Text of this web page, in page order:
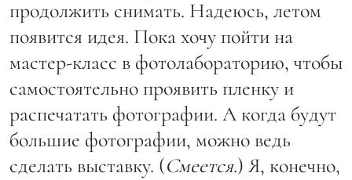
продолжить снимать. Надеюсь, летом
появится идея. Пока хочу пойти на
мастер-класс в фотолабораторию, чтобы
самостоятельно проявить пленку и
распечатать фотографии. А когда будут
большие фотографии, можно ведь
сделать выставку. (Смеется.) Я, конечно,